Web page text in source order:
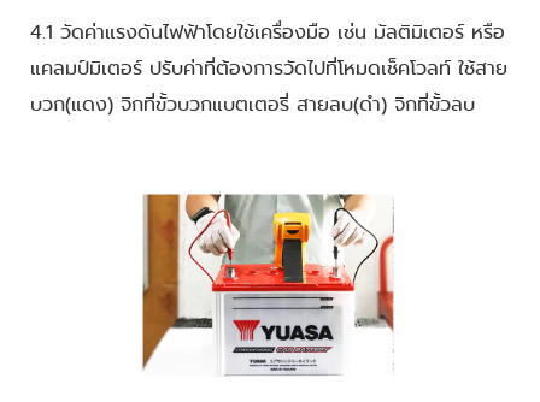
4.1 วัดค่าแรงดันไฟฟ้าโดยใช้เครื่องมือ เช่น มัลติมิเตอร์ หรือ
แคลมป์มิเตอร์ ปรับค่าที่ต้องการวัดไปที่โหมดเช็คโวลท์ ใช้สาย
บวก(แดง) จิกที่ขั้วบวกแบตเตอรี่ สายลบ(ดำ) จิกที่ขั้วลบ